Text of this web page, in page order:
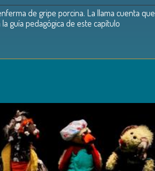
de gripe porcina. La llama cuenta que
guía pedagógica de este capítulo